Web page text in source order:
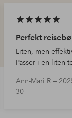
Perfekt
Liten, men
Passer i en liten
Ann-Mari R —
30